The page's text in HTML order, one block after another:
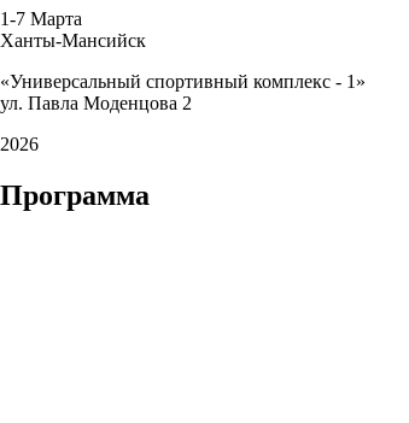
1-7 Марта
Ханты-Мансийск
«Универсальный спортивный комплекс - 1»
ул. Павла Моденцова 2
2026
Программа